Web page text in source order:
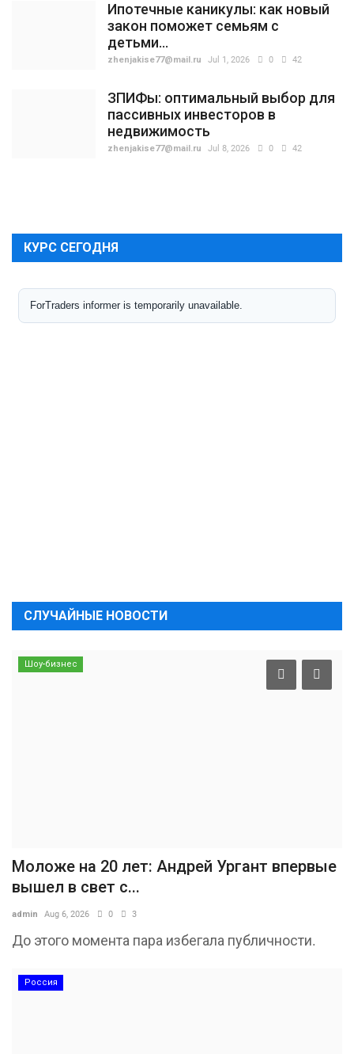
Ипотечные каникулы: как новый
закон поможет семьям с
детьми...
zhenjakise77@mail.ru Jul 1, 2026 0 42
ЗПИФы: оптимальный выбор для
пассивных инвесторов в
недвижимость
zhenjakise77@mail.ru Jul 8, 2026 0 42
КУРС СЕГОДНЯ
СЛУЧАЙНЫЕ НОВОСТИ
Шоу-бизнес
Моложе на 20 лет: Андрей Ургант впервые
вышел в свет с...
admin Aug 6, 2026 0 3
До этого момента пара избегала публичности.
Россия